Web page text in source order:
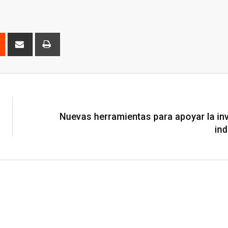
Reddit
Share
Nuevas herramientas para apoyar la